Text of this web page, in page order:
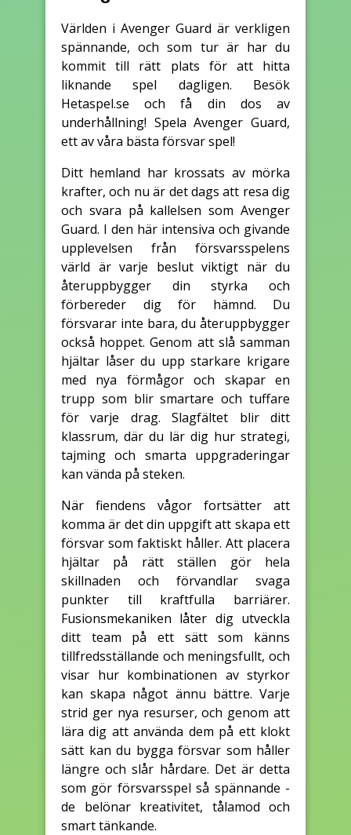
Världen i Avenger Guard är verkligen
spännande, och som tur är har du
kommit till rätt plats för att hitta
liknande spel dagligen. Besök
Hetaspel.se och få din dos av
underhållning! Spela Avenger Guard,
ett av våra bästa försvar spel!
Ditt hemland har krossats av mörka
krafter, och nu är det dags att resa dig
och svara på kallelsen som Avenger
Guard. I den här intensiva och givande
upplevelsen från försvarsspelens
värld är varje beslut viktigt när du
återuppbygger din styrka och
förbereder dig för hämnd. Du
försvarar inte bara, du återuppbygger
också hoppet. Genom att slå samman
hjältar låser du upp starkare krigare
med nya förmågor och skapar en
trupp som blir smartare och tuffare
för varje drag. Slagfältet blir ditt
klassrum, där du lär dig hur strategi,
tajming och smarta uppgraderingar
kan vända på steken.
När fiendens vågor fortsätter att
komma är det din uppgift att skapa ett
försvar som faktiskt håller. Att placera
hjältar på rätt ställen gör hela
skillnaden och förvandlar svaga
punkter till kraftfulla barriärer.
Fusionsmekaniken låter dig utveckla
ditt team på ett sätt som känns
tillfredsställande och meningsfullt, och
visar hur kombinationen av styrkor
kan skapa något ännu bättre. Varje
strid ger nya resurser, och genom att
lära dig att använda dem på ett klokt
sätt kan du bygga försvar som håller
längre och slår hårdare. Det är detta
som gör försvarsspel så spännande -
de belönar kreativitet, tålamod och
smart tänkande.